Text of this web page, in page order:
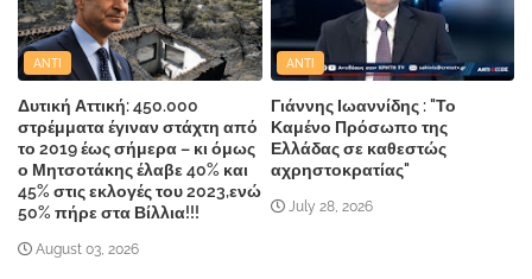
ANTI
Δυτική Αττική: 450.000
στρέμματα έγιναν στάχτη από
το 2019 έως σήμερα – κι όμως
ο Μητσοτάκης έλαβε 40% και
45% στις εκλογές του 2023,ενώ
50% πήρε στα Βίλλια!!!
August 03, 2026
ANTI
Γιάννης Ιωαννίδης : "Το
Καμένο Πρόσωπο της
Ελλάδας σε καθεστώς
αχρηστοκρατίας"
July 28, 2026